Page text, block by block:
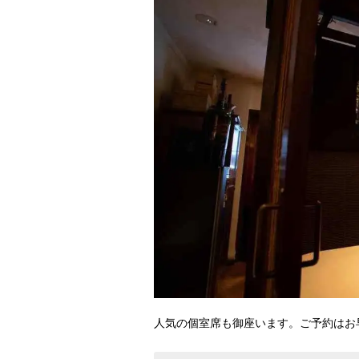
人気の個室席も御座います。ご予約は